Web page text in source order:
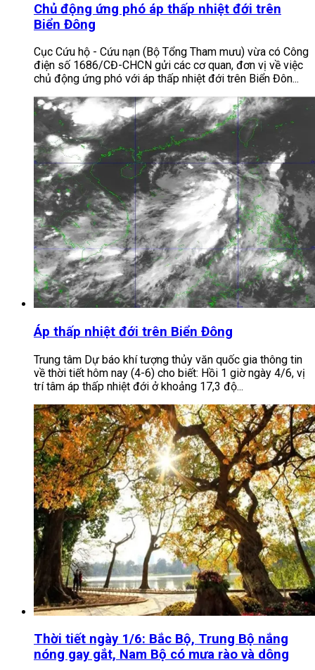
Chủ động ứng phó áp thấp nhiệt đới trên
Biển Đông
Cục Cứu hộ - Cứu nạn (Bộ Tổng Tham mưu) vừa có Công
điện số 1686/CĐ-CHCN gửi các cơ quan, đơn vị về việc
chủ động ứng phó với áp thấp nhiệt đới trên Biển Đôn...
Áp thấp nhiệt đới trên Biển Đông
Trung tâm Dự báo khí tượng thủy văn quốc gia thông tin
về thời tiết hôm nay (4-6) cho biết: Hồi 1 giờ ngày 4/6, vị
trí tâm áp thấp nhiệt đới ở khoảng 17,3 độ...
Thời tiết ngày 1/6: Bắc Bộ, Trung Bộ nắng
nóng gay gắt, Nam Bộ có mưa rào và dông